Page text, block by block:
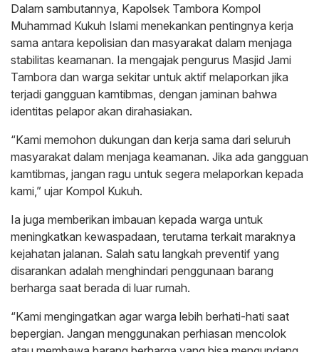
Dalam sambutannya, Kapolsek Tambora Kompol
Muhammad Kukuh Islami menekankan pentingnya kerja
sama antara kepolisian dan masyarakat dalam menjaga
stabilitas keamanan. Ia mengajak pengurus Masjid Jami
Tambora dan warga sekitar untuk aktif melaporkan jika
terjadi gangguan kamtibmas, dengan jaminan bahwa
identitas pelapor akan dirahasiakan.
“Kami memohon dukungan dan kerja sama dari seluruh
masyarakat dalam menjaga keamanan. Jika ada gangguan
kamtibmas, jangan ragu untuk segera melaporkan kepada
kami,” ujar Kompol Kukuh.
Ia juga memberikan imbauan kepada warga untuk
meningkatkan kewaspadaan, terutama terkait maraknya
kejahatan jalanan. Salah satu langkah preventif yang
disarankan adalah menghindari penggunaan barang
berharga saat berada di luar rumah.
“Kami mengingatkan agar warga lebih berhati-hati saat
bepergian. Jangan menggunakan perhiasan mencolok